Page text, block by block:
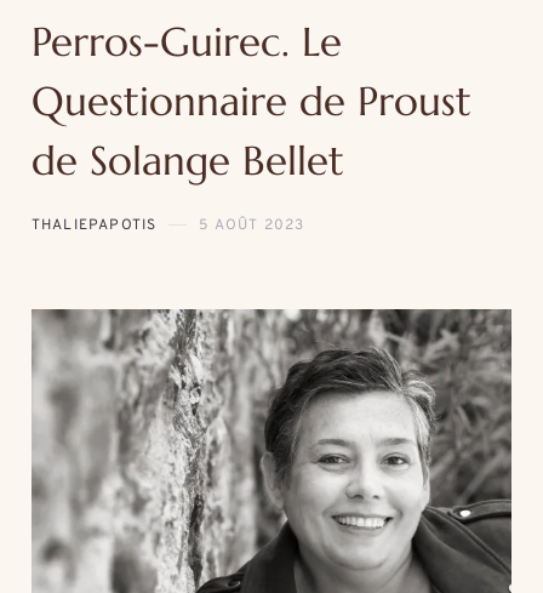
Perros-Guirec. Le
Questionnaire de Proust
de Solange Bellet
THALIEPAPOTIS 5 AOÛT 2023